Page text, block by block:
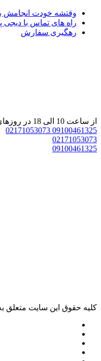
وقتشه خودت انجامش
راه های تماس با دیجی
رهگیری سفارش
از ساعت 10 الی 18 در روزهای غیر تعطیل
09100461325
02171053073
02171053073
09100461325
کليه حقوق اين سايت متعلق